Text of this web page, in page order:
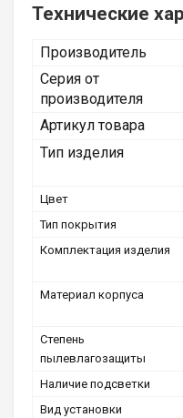
Технические
Производитель
Серия от
производителя
Артикул товара
Тип изделия
Цвет
Тип покрытия
Комплектация изделия
Материал корпуса
Степень
пылевлагозащиты
Наличие подсветки
Вид установки